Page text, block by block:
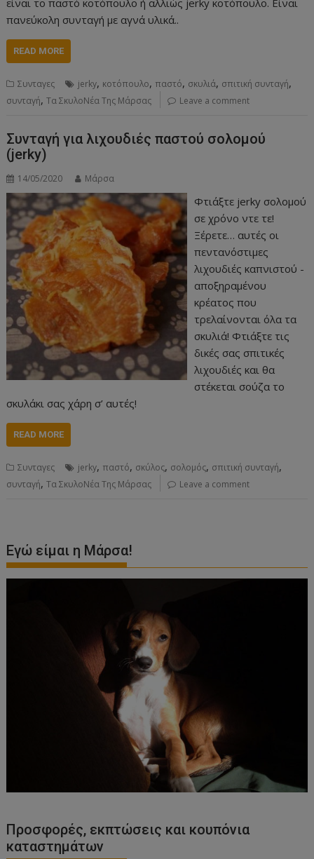
πανεύκολη συνταγή με αγνά υλικά..
READ MORE
Συνταγες jerky, κοτόπουλο, παστό, σκυλιά, σπιτική συνταγή,
συνταγή,Τα ΣκυλοΝέα Της Μάρσας Leave a comment
Συνταγή για λιχουδιές παστού σολομού
(jerky)
14/05/2020 Μάρσα
Φτιάξτε jerky σολομού
σε χρόνο ντε τε!
Ξέρετε… αυτές οι
πεντανόστιμες
λιχουδιές καπνιστού -
αποξηραμένου
κρέατος που
τρελαίνονται όλα τα
σκυλιά! Φτιάξτε τις
δικές σας σπιτικές
λιχουδιές και θα
στέκεται σούζα το
σκυλάκι σας χάρη σ’ αυτές!
READ MORE
Συνταγες jerky, παστό, σκύλος, σολομός, σπιτική συνταγή,
συνταγή,Τα ΣκυλοΝέα Της Μάρσας Leave a comment
Εγώ είμαι η Μάρσα!
Προσφορές, εκπτώσεις και κουπόνια
καταστημάτων